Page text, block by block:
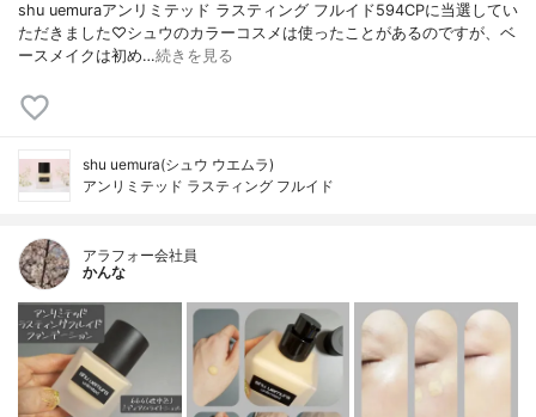
shu uemuraアンリミテッド ラスティング フルイド594CPに当選してい
ただきました♡シュウのカラーコスメは使ったことがあるのですが、ベ
ースメイクは初め…続きを見る
shu uemura(シュウ ウエムラ)
アンリミテッド ラスティング フルイド
アラフォー会社員
かんな